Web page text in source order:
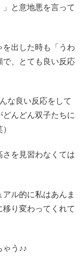
と意地悪を言って
出した時も「うわ
、とても良い反応
な良い反応をして
どんどん双子たちに
を見習わなくては
ル的に私はあんま
り変わってくれて
ゃう♪♪